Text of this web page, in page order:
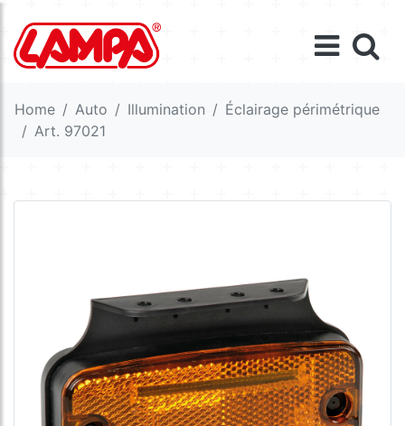
Home Auto Illumination
Éclairage périmétrique
Art. 97021